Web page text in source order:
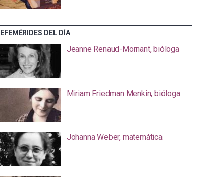
EFEMÉRIDES DEL DÍA
Jeanne Renaud-Mornant, bióloga
Miriam Friedman Menkin, bióloga
Johanna Weber, matemática